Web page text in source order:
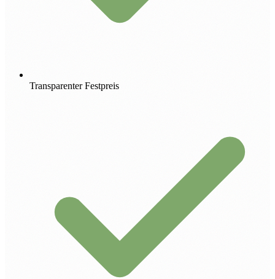
Transparenter Festpreis